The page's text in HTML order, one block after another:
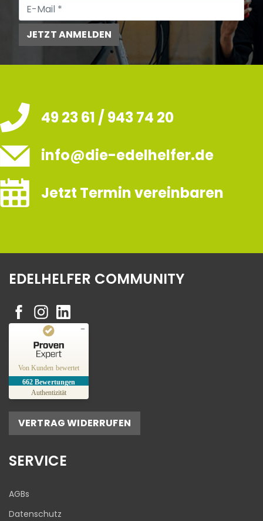
JETZT ANMELDEN
49 23 61 / 943 74 20
info@die-edelhelfer.de
Jetzt Termin vereinbaren
EDELHELFER COMMUNITY
Von Kunden bewertet
662 Bewertungen
Authentizität
Kundenbewertungen und Erfahrungen zu
SEHR GUT
4,81
/
5,00
Bewertungen von
1
anderen Quelle
VERTRAG WIDERRUFEN
SERVICE
AGBs
Datenschutz